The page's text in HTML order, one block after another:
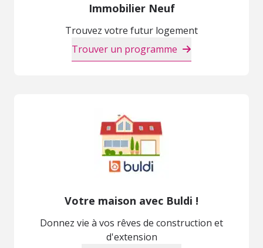
Immobilier Neuf
Trouvez votre futur logement
Trouver un programme
Votre maison avec Buldi !
Donnez vie à vos rêves de construction et
d'extension